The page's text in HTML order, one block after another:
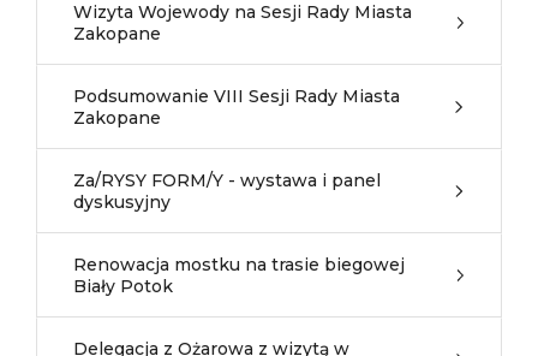
Wizyta Wojewody na Sesji Rady Miasta
Zakopane
Podsumowanie VIII Sesji Rady Miasta
Zakopane
Za/RYSY FORM/Y - wystawa i panel
dyskusyjny
Renowacja mostku na trasie biegowej
Biały Potok
Delegacja z Ożarowa z wizytą w